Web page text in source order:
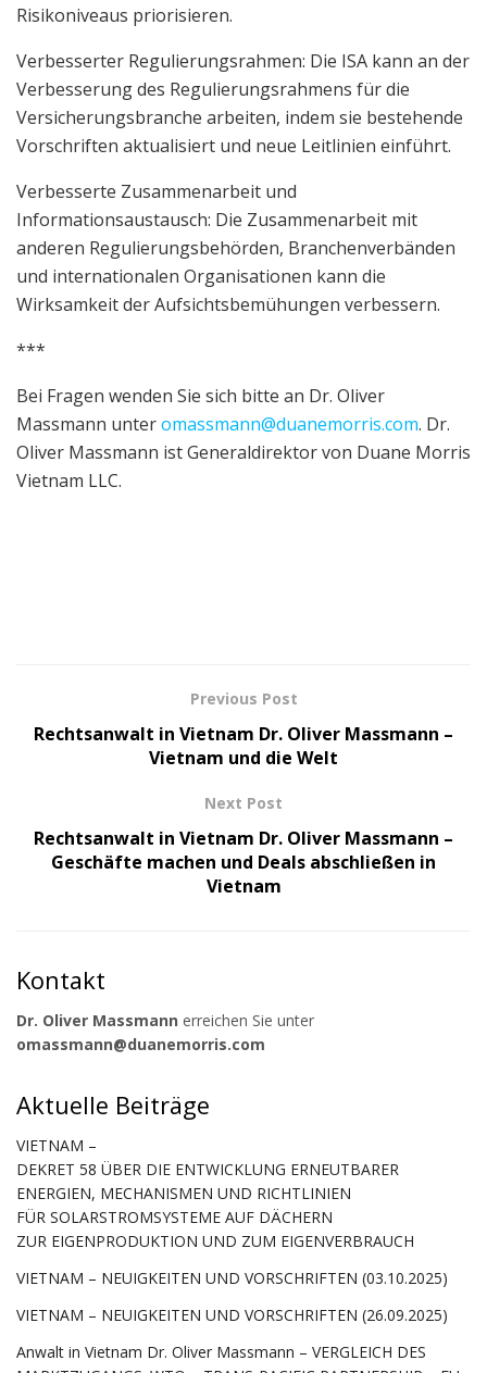
Risikoniveaus priorisieren.
Verbesserter Regulierungsrahmen: Die ISA kann an der
Verbesserung des Regulierungsrahmens für die
Versicherungsbranche arbeiten, indem sie bestehende
Vorschriften aktualisiert und neue Leitlinien einführt.
Verbesserte Zusammenarbeit und
Informationsaustausch: Die Zusammenarbeit mit
anderen Regulierungsbehörden, Branchenverbänden
und internationalen Organisationen kann die
Wirksamkeit der Aufsichtsbemühungen verbessern.
***
Bei Fragen wenden Sie sich bitte an Dr. Oliver
Massmann unteromassmann@duanemorris.com. Dr.
Oliver Massmann ist Generaldirektor von Duane Morris
Vietnam LLC.
Previous Post
Rechtsanwalt in Vietnam Dr. Oliver Massmann –
Vietnam und die Welt
Next Post
Rechtsanwalt in Vietnam Dr. Oliver Massmann –
Geschäfte machen und Deals abschließen in
Vietnam
Kontakt
Dr. Oliver Massmann erreichen Sie unter
omassmann@duanemorris.com
Aktuelle Beiträge
VIETNAM –
DEKRET 58 ÜBER DIE ENTWICKLUNG ERNEUTBARER
ENERGIEN, MECHANISMEN UND RICHTLINIEN
FÜR SOLARSTROMSYSTEME AUF DÄCHERN
ZUR EIGENPRODUKTION UND ZUM EIGENVERBRAUCH
VIETNAM – NEUIGKEITEN UND VORSCHRIFTEN (03.10.2025)
VIETNAM – NEUIGKEITEN UND VORSCHRIFTEN (26.09.2025)
Anwalt in Vietnam Dr. Oliver Massmann – VERGLEICH DES